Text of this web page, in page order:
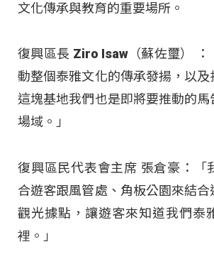
文化傳承與教育的重要場所。
復興區長 Ziro Isaw（蘇佐璽） ：
動整個泰雅文化的傳承發揚，以及
這塊基地我們也是即將要推動的
場域。」
復興區民代表會主席 張倉豪：「
合遊客跟風管處、角板公園來結
觀光據點，讓遊客來知道我們泰
裡。」